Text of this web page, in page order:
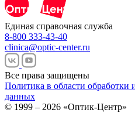
Единая справочная служба
8-800 333-43-40
clinica@optic-center.ru
Все права защищены
Политика в области
данных
© 1999 – 2026 «Оптик-Центр»